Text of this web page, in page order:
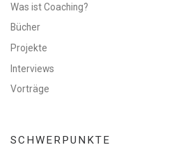
Was ist Coaching?
Bücher
Projekte
Interviews
Vorträge
SCHWERPUNKTE